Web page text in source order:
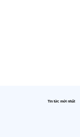
Tin tức mới nhất